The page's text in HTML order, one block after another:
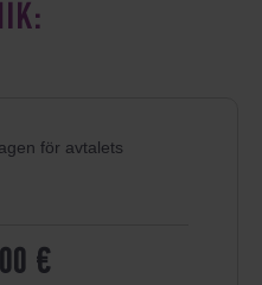
för avtalets
€